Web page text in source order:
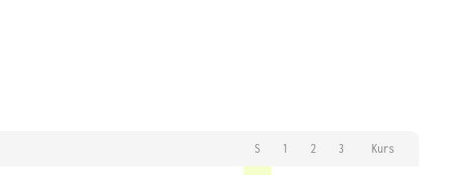
S 1 2 3 Kurs